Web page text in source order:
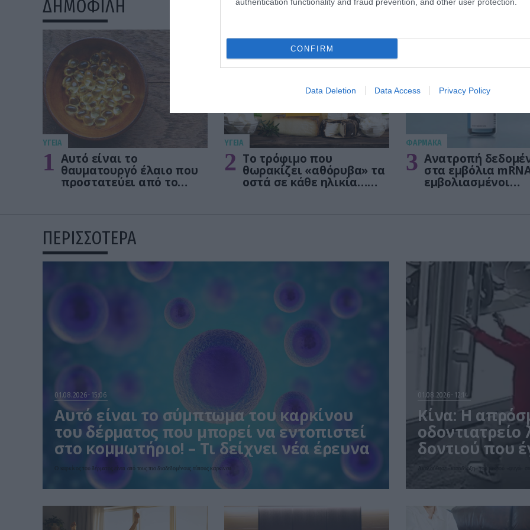
CONFIRM
Data Deletion Data Access Privacy Policy
ΔΗΜΟΦΙΛΗ
ΥΓΕΙΑ
1 Αυτό είναι το
θαυματουργό έλαιο που
προστατεύει από το
ΥΓΕΙΑ
2 Το τρόφιμο που
θωρακίζει «αθόρυβα» τα
οστά σε κάθε ηλικία…
ΦΑΡΜΑΚΑ
3 Ανατροπή
στα εμβόλια
εμβολιασμένοι
ΠΕΡΙΣΣΟΤΕΡΑ
01.08.2026 15:06
Αυτό είναι το σύμπτωμα του καρκίνου
του δέρματος που μπορεί να εντοπιστεί
στο κομμωτήριο! – Τι δείχνει νέα έρευνα
Ο καρκίνος του δέρματος είναι από τους πιο διαδεδομένους τύπους καρκίνου
01.08.2026 12:14
Κίνα: Η
δοντιού που
Ακολούθησε «καταδίωξη» του μικρού «φυγά»